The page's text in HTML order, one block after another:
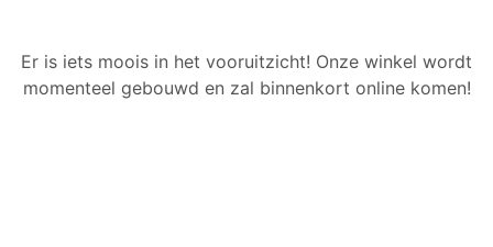
Er is iets moois in het vooruitzicht! Onze winkel wordt
momenteel gebouwd en zal binnenkort online komen!